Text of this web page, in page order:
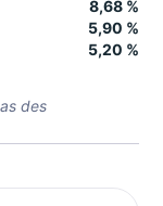
8,68 %
5,90 %
5,20 %
des